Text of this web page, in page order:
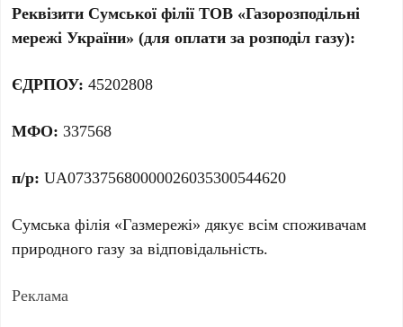
Реквізити Сумської філії ТОВ «Газорозподільні
мережі України» (для оплати за розподіл газу):
ЄДРПОУ: 45202808
МФО: 337568
п/р: UA073375680000026035300544620
Сумська філія «Газмережі» дякує всім споживачам
природного газу за відповідальність.
Реклама